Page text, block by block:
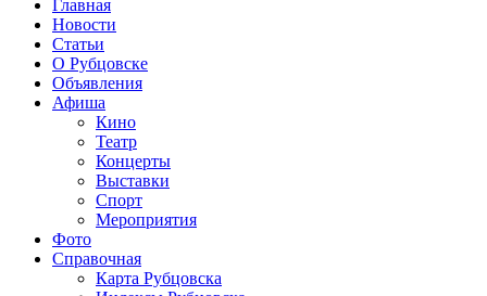
Главная
Новости
Статьи
О Рубцовске
Объявления
Афиша
Кино
Театр
Концерты
Выставки
Спорт
Мероприятия
Фото
Справочная
Карта Рубцовска